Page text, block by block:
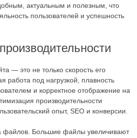
актуальным и полезным, что
пользователей и успешность
— это не только скорость его
работа под нагрузкой, плавность
и корректное отображение на
производительности
опыт, SEO и конверсии.
файлов. Большие файлы увеличивают